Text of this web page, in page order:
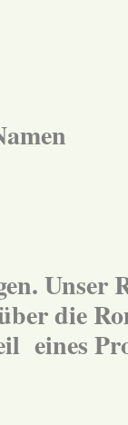
Unser
die
eines